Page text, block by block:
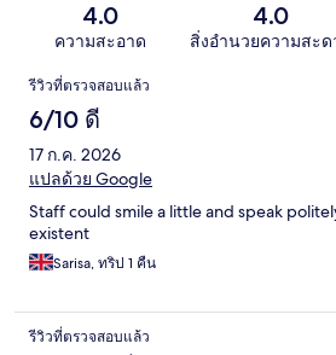
4.0
ความสะอาด
4.0
สิ่งอำนวยความสะด
รีวิว
รีวิวที่ตรวจสอบแล้ว
6/10 ดี
17 ก.ค. 2026
แปลด้วย Google
Staff could smile a little and speak
existent
Sarisa, ทริป 1 คืน
รีวิวที่ตรวจสอบแล้ว